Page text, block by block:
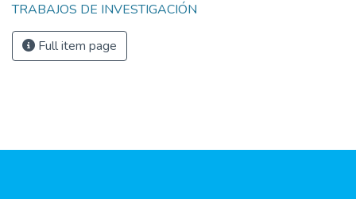
TRABAJOS DE INVESTIGACIÓN
Full item page